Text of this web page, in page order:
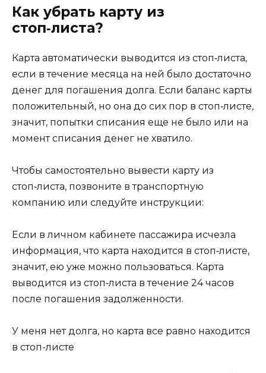
Как убрать карту из
стоп‑листа?
Карта автоматически выводится из стоп‑листа,
если в течение месяца на ней было достаточно
денег для погашения долга. Если баланс карты
положительный, но она до сих пор в стоп‑листе,
значит, попытки списания еще не было или на
момент списания денег не хватило.
Чтобы самостоятельно вывести карту из
стоп‑листа, позвоните в транспортную
компанию или следуйте инструкции:
Если в личном кабинете пассажира исчезла
информация, что карта находится в стоп‑листе,
значит, ею уже можно пользоваться. Карта
выводится из стоп‑листа в течение 24 часов
после погашения задолженности.
У меня нет долга, но карта все равно находится
в стоп-листе